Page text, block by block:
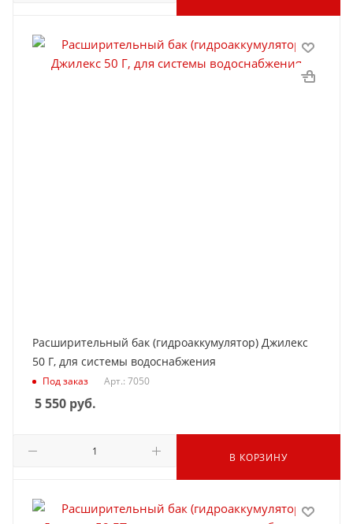
Расширительный бак (гидроаккумулятор) Джилекс
50 Г, для системы водоснабжения
Под заказ Арт.: 7050
5 550 руб.
В КОРЗИНУ